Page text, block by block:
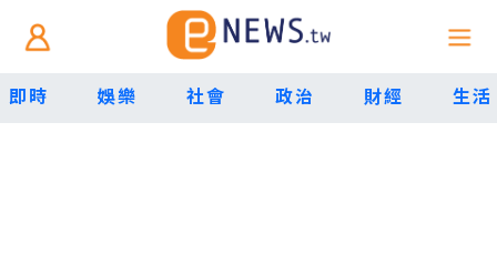
即時 娛樂 社會 政治 財經 生活